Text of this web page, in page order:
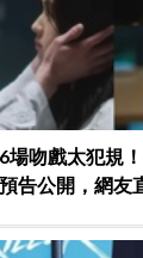
場吻戲太犯規
告公開，網友